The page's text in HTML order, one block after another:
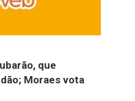
que
Moraes vota